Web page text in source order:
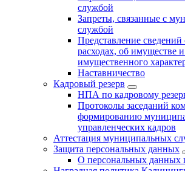
службой
Запреты, связанные с
службой
Представление сведений
расходах, об имуществе и
имущественного
Наставничество
Кадровый резерв
НПА по кадровому
Протоколы заседаний
формированию
управленческих кадров
Аттестация муниципальных
Защита персональных данных
О персональных данных